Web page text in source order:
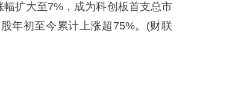
扩大至7%，成为科创板首支总市
年初至今累计上涨超75%。(财联